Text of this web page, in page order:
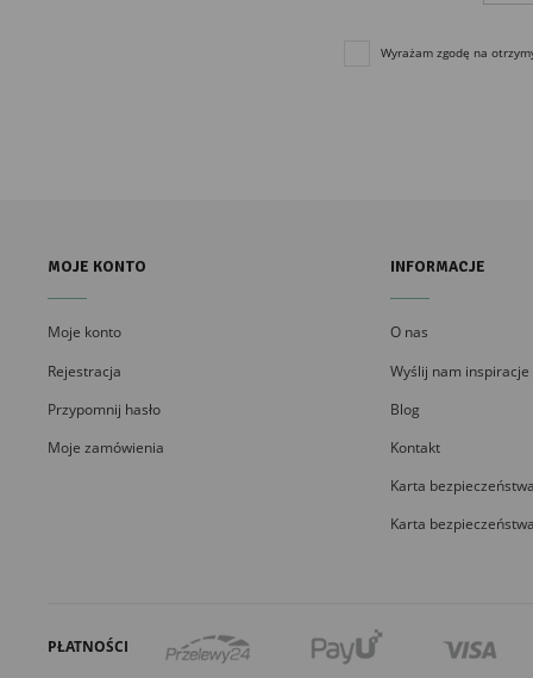
Wyrażam zgodę na
MOJE KONTO
Moje konto
Rejestracja
Przypomnij hasło
Moje zamówienia
INFORMACJE
O nas
Wyślij nam inspiracje
Blog
Kontakt
Karta
Karta
PŁATNOŚCI